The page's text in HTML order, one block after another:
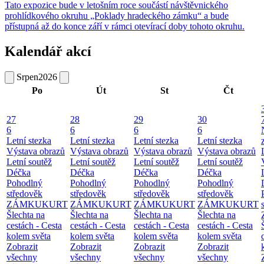
Tato expozice bude v letošním roce součástí návštěvnického
prohlídkového okruhu „Poklady hradeckého zámku“ a bude
přístupná až do konce září v rámci otevírací doby tohoto okruhu.
Kalendář akcí
Srpen2026
Po
Út St Čt
27
6
Letní stezka
Výstava obrazů
Letní soutěž
Déčka
Pohodlný
středověk
ZÁMKUKURT
Šlechta na
cestách - Cesta
kolem světa
Zobrazit
všechny
28
6
Letní stezka
Výstava obrazů
Letní soutěž
Déčka
Pohodlný
středověk
ZÁMKUKURT
Šlechta na
cestách - Cesta
kolem světa
Zobrazit
všechny
29
6
Letní stezka
Výstava obrazů
Letní soutěž
Déčka
Pohodlný
středověk
ZÁMKUKURT
Šlechta na
cestách - Cesta
kolem světa
Zobrazit
všechny
30
6
Letní stezka
Výstava obrazů
Letní soutěž
Déčka
Pohodlný
středověk
ZÁMKUKURT
Šlechta na
cestách - Cesta
kolem světa
Zobrazit
všechny